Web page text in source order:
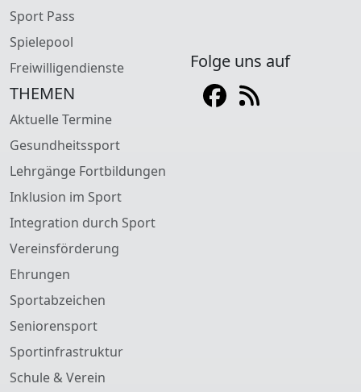
Sport Pass
Spielepool
Freiwilligendienste
THEMEN
Aktuelle Termine
Gesundheitssport
Lehrgänge Fortbildungen
Inklusion im Sport
Integration durch Sport
Vereinsförderung
Ehrungen
Sportabzeichen
Seniorensport
Sportinfrastruktur
Schule & Verein
Folge uns auf